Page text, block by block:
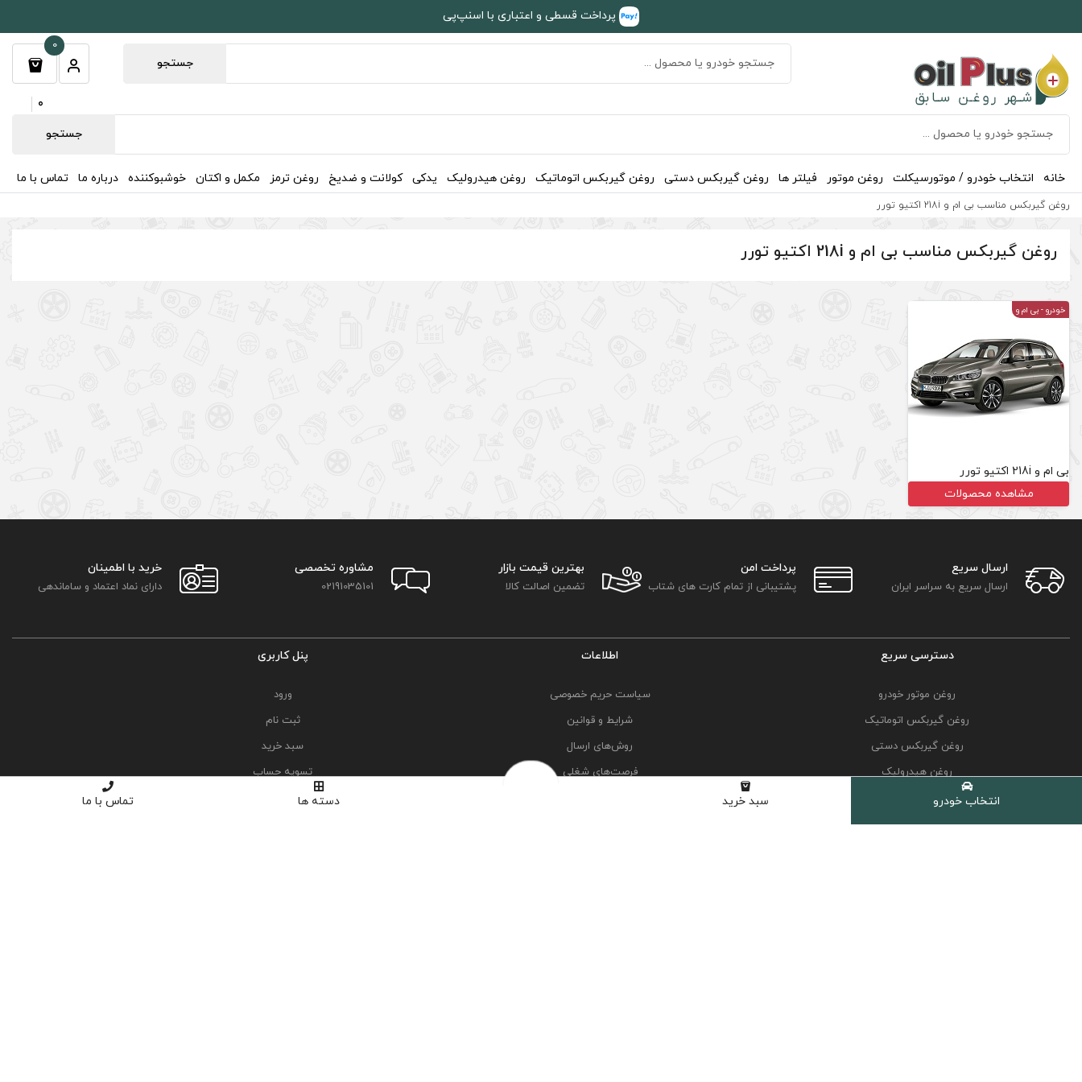
انتخاب خودرو سبد خرید دسته ها تماس با ما
پرداخت قسطی و اعتباری با اسنپ‌پی
جستجو
0
0
جستجو
خانه انتخاب خودرو / موتورسیکلت روغن موتور فیلتر ها روغن گیربکس دستی روغن گیربکس اتوماتیک روغن هیدرولیک یدکی کولانت و ضدیخ روغن ترمز مکمل و اکتان خوشبوکننده درباره ما تماس با ما
روغن گیربکس مناسب بی ام و 218i اکتیو تورر
روغن گیربکس مناسب بی ام و 218i اکتیو تورر
خودرو - بی ام و
بی ام و 218i اکتیو تورر
مشاهده محصولات
ارسال سریع
ارسال سریع به سراسر ایران
پرداخت امن
پشتیبانی از تمام کارت های شتاب
بهترین قیمت بازار
تضمین اصالت کالا
مشاوره تخصصی
02191035101
خرید با اطمینان
دارای نماد اعتماد و ساماندهی
دسترسی سریع
روغن موتور خودرو
روغن گیربکس اتوماتیک
روغن گیربکس دستی
روغن هیدرولیک
کولانت، ضدیخ و ضدجوش
مکمل و اکتان
اطلاعات
سیاست حریم خصوصی
شرایط و قوانین
روش‌های ارسال
فرصت‌های شغلی
پنل کاربری
ورود
ثبت نام
سبد خرید
تسویه حساب